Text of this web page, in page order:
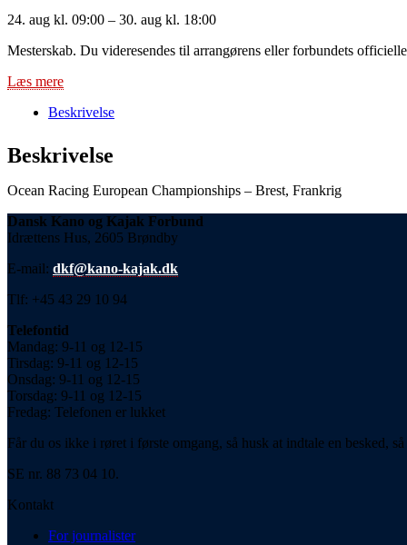
24. aug kl. 09:00 – 30. aug kl. 18:00
Mesterskab. Du videresendes til arrangørens eller forbundets
Læs mere
Beskrivelse
Beskrivelse
Ocean Racing European Championships – Brest, Frankrig
Dansk Kano og Kajak Forbund
Idrættens Hus, 2605 Brøndby
E-mail: dkf@kano-kajak.dk
Tlf: +45 43 29 10 94
Telefontid
Mandag: 9-11 og 12-15
Tirsdag: 9-11 og 12-15
Onsdag: 9-11 og 12-15
Torsdag: 9-11 og 12-15
Fredag: Telefonen er lukket
Får du os ikke i røret i første omgang, så husk at indtale en besked,
SE nr. 88 73 04 10.
Kontakt
For journalister